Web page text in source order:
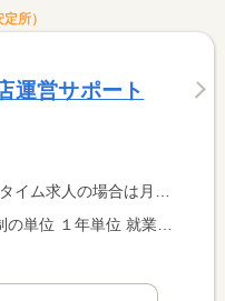
所）
運営サポート
ート求人の場合は時間額を表示しています。